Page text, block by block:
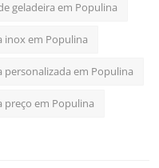
geladeira em Populina
inox em Populina
em Populina
preço em Populina